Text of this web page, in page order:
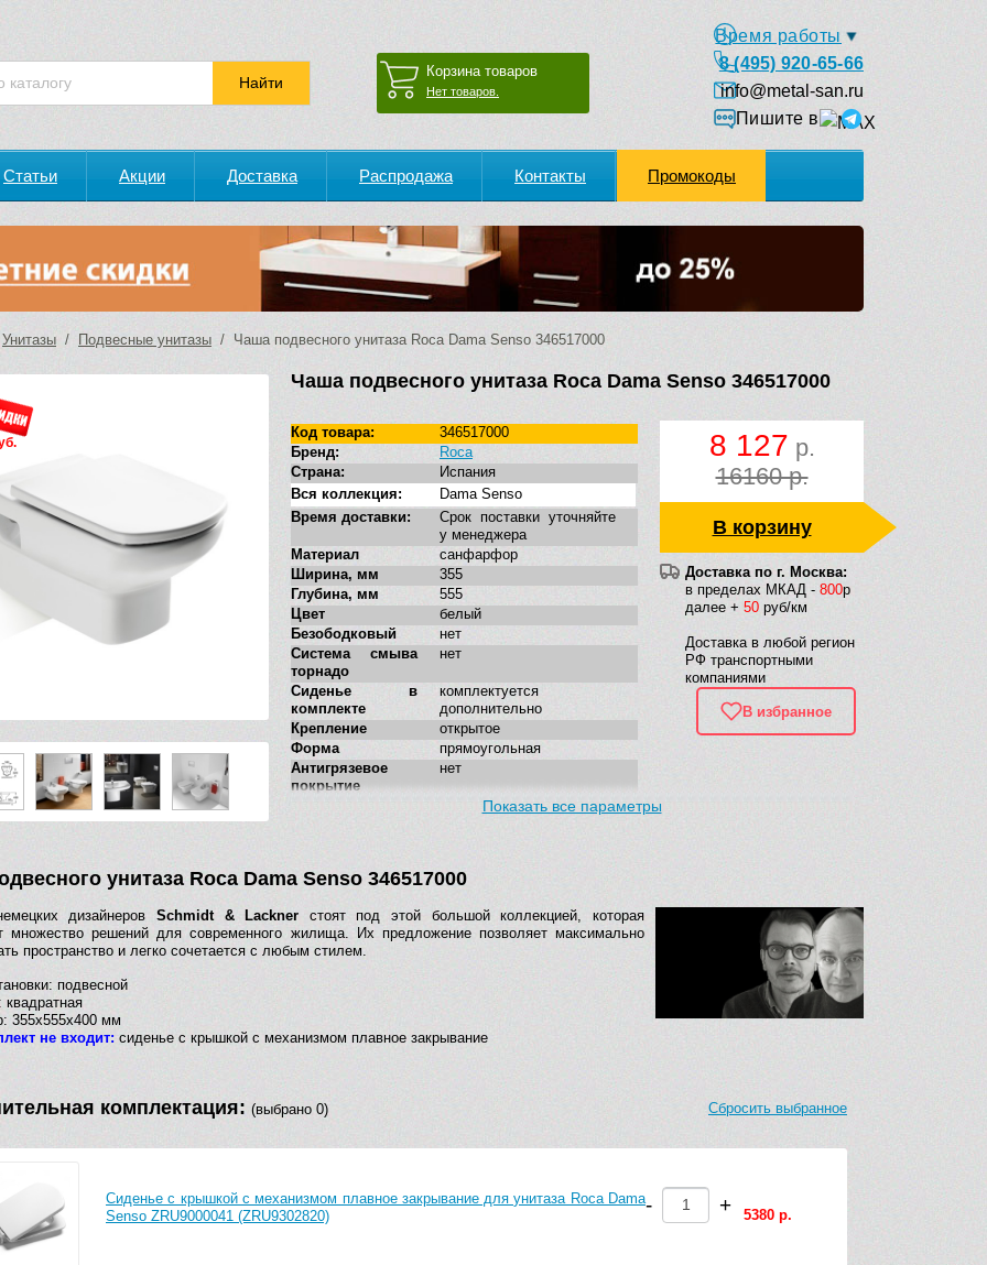
Корзина товаров
Нет товаров.
Время работы
8 (495) 920-65-66
info@metal-san.ru
Пишите в
Статьи Акции Доставка Распродажа Контакты Промокоды
Унитазы / Подвесные унитазы / Чаша подвесного унитаза Roca Dama Senso 346517000
Чаша подвесного унитаза Roca Dama Senso 346517000
8 127 р.
16160 р.
В корзину
Доставка по г. Москва:
в пределах МКАД - 800р
далее + 50 руб/км
Доставка в любой регион
РФ транспортными
компаниями
В избранное
Код товара:
346517000
Бренд:
Roca
Страна:
Испания
Вся коллекция:
Dama Senso
Время доставки:
Срок поставки уточняйте
у менеджера
Материал
санфарфор
Ширина, мм
355
Глубина, мм
555
Цвет
белый
Безободковый
нет
Система смыва
торнадо
нет
Сиденье в
комплекте
комплектуется
дополнительно
Крепление
открытое
Форма
прямоугольная
Антигрязевое
покрытие
нет
Дополнительные
нет
Показать все параметры
унитаза Roca Dama Senso 346517000
дизайнеров Schmidt & Lackner стоят под этой большой коллекцией, которая
множество решений для современного жилища. Их предложение позволяет максимально
пространство и легко сочетается с любым стилем.
подвесной
355х555х400 мм
не входит: сиденье с крышкой с механизмом плавное закрывание
комплектация: (выбрано 0) Сбросить выбранное
Сиденье с крышкой с механизмом плавное закрывание для унитаза Roca Dama
Senso ZRU9000041 (ZRU9302820)
- + 5380 р.